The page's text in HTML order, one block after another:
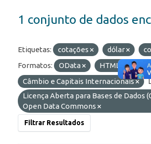
1 conjunto de dados
Etiquetas: cotações dólar
Formatos:
OData HTML
Câmbio e Capitais Internacionais
Licença Aberta para Bases de Dados
Open Data Commons
Filtrar Resultados